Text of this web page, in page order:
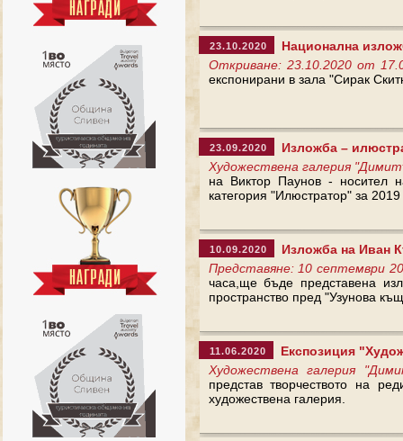
23.10.2020
Национална
Откриване: 23.10.2020 от
експонирани в зала "Сирак
23.09.2020
Изложба –
Художествена галерия
на Виктор Паунов - носител
категория "Илюстратор" за 2019
10.09.2020
Изложба на Иван
Представяне: 10 септември
часа,ще бъде представена
пространство пред "Узунова
11.06.2020
Експозиция
Художествена галерия
представ творчеството на
художествена галерия.